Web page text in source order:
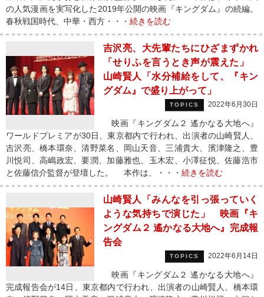
の人気漫画を実写化した2019年公開の映画『キングダム』の続編。
春秋戦国時代、中華・西方・・・ 続きを読む
吉沢亮、大先輩たちにひざまずかれ
「せりふを言うとき声が震えた」
山崎賢人「水分補給をして、『キン
グダム』で盛り上がって」
TOPICS 2022年6月30日
映画『キングダム２ 遙かなる大地へ』
ワールドプレミアが30日、東京都内で行われ、出演者の山崎賢人、
吉沢亮、橋本環奈、清野菜名、岡山天音、三浦貴大、濱津隆之、豊
川悦司、高嶋政宏、要潤、加藤雅也、玉木宏、小澤征悦、佐藤浩市
と佐藤信介監督が登壇した。 本作は、・・・ 続きを読む
山崎賢人「みんなを引っ張っていく
ような気持ちで演じた」 映画『キ
ングダム２ 遙かなる大地へ』完成報
告会
TOPICS 2022年6月14日
映画『キングダム２ 遙かなる大地へ』
完成報告会が14日、東京都内で行われ、出演者の山崎賢人、橋本環